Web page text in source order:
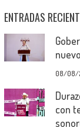
ENTRADAS
08/08/
con